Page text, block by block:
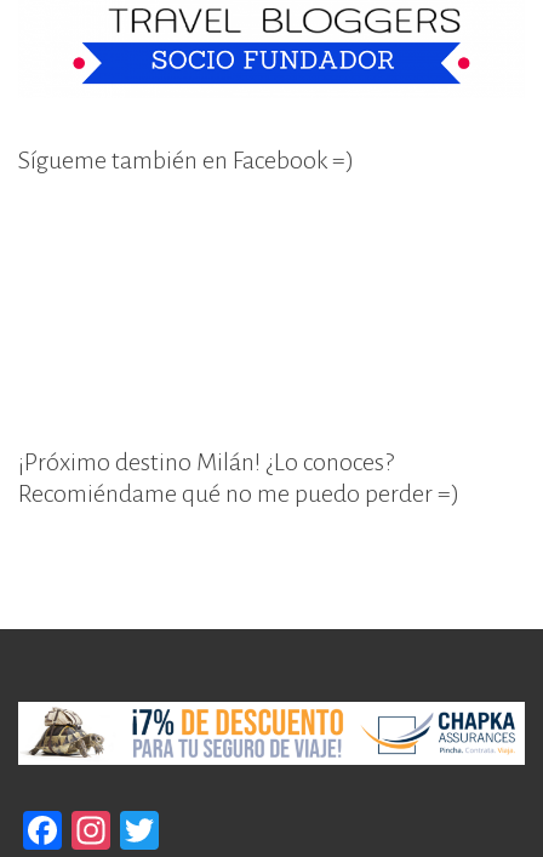
Sígueme también en Facebook =)
¡Próximo destino Milán! ¿Lo conoces?
Recomiéndame qué no me puedo perder =)
F
In